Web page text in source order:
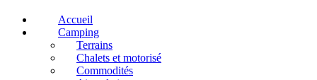
Accueil
Camping
Terrains
Chalets et motorisé
Commodités